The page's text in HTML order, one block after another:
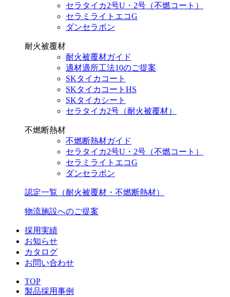
セラタイカ2号U・2号（不燃コート）
セラミライトエコG
ダンセラボン
耐火被覆材
耐火被覆材ガイド
適材適所工法10のご提案
SKタイカコート
SKタイカコートHS
SKタイカシート
セラタイカ2号（耐火被覆材）
不燃断熱材
不燃断熱材ガイド
セラタイカ2号U・2号（不燃コート）
セラミライトエコG
ダンセラボン
認定一覧（耐火被覆材・不燃断熱材）
物流施設へのご提案
採用実績
お知らせ
カタログ
お問い合わせ
TOP
製品採用事例